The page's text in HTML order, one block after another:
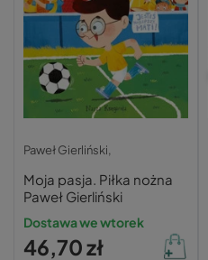
Paweł Gierliński,
Moja pasja. Piłka nożna
Paweł Gierliński
Dostawa we wtorek
46,70 zł